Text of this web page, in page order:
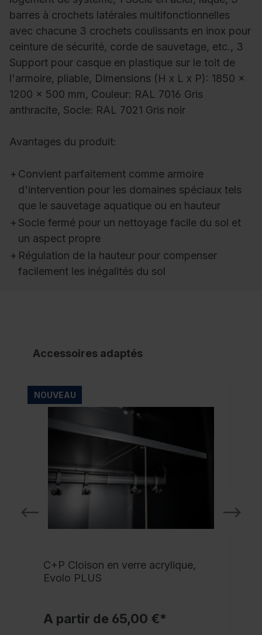
barres à crochets latérales multifonctionnelles
avec chacune 3 crochets coulissants en inox pour
ceinture de sécurité, corde de sauvetage, etc., 3
Support pour casque en plastique sur le toit de
l'armoire, pliable, Dimensions (H x L x P): 1850 x
1200 x 500 mm, Couleur: RAL 7016 Gris
anthracite, Socle: RAL 7021 Gris noir
Avantages du produit:
+ Convient parfaitement comme armoire
d'intervention pour les domaines spéciaux tels
que le sauvetage aquatique ou en hauteur
+ Socle fermé pour un nettoyage facile du sol et
un aspect propre
+ Régulation de la hauteur pour compenser
facilement les inégalités du sol
Accessoires adaptés
NOUVEAU
C+P Cloison en verre acrylique,
Evolo PLUS
A partir de 65,00 €*